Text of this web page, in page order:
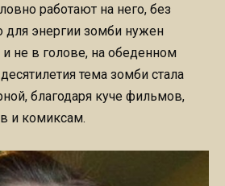
работают на него, без
для энергии зомби нужен
не в голове, на обеденном
тема зомби стала
благодаря куче фильмов,
и комиксам.